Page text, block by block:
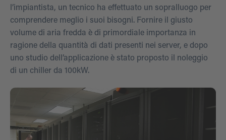
l’impiantista, un tecnico ha effettuato un sopralluogo per
comprendere meglio i suoi bisogni. Fornire il giusto
volume di aria fredda è di primordiale importanza in
ragione della quantità di dati presenti nei server, e dopo
uno studio dell’applicazione è stato proposto il noleggio
di un chiller da 100kW.